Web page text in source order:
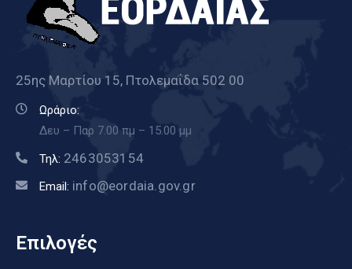
25ης Μαρτίου 15, Πτολεμαΐδα 502 00
Ωράριο:
Δευ – Παρ 7.00 πμ – 15.00 μμ
Τηλ: 2463053154
Email: info@eordaia.gov.gr
Επιλογές